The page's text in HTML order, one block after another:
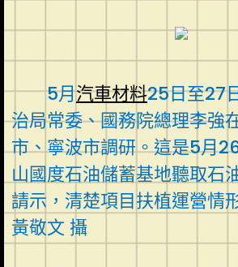
5月汽車材料25日至27
治局常委、國務院總理李強
市、寧波市調研。這是5月
山國度石油儲蓄基地聽取石
請示，清楚項目扶植運營情
黃敬文 攝